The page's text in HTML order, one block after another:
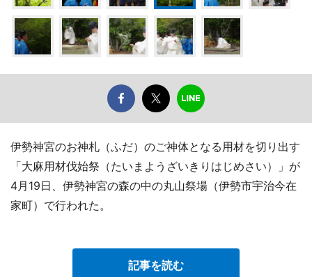
伊勢神宮のお神札（ふだ）のご神体となる用材を切り出す
「大麻用材伐始祭（たいまようざいきりはじめさい）」が
4月19日、伊勢神宮の森の中の丸山祭場（伊勢市宇治今在
家町）で行われた。
記事を読む